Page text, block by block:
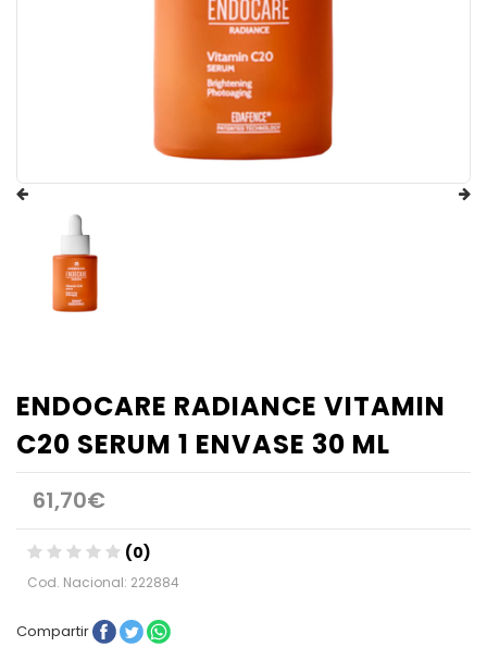
ENDOCARE RADIANCE VITAMIN
C20 SERUM 1 ENVASE 30 ML
61,70€
(0)
Cod. Nacional: 222884
Compartir